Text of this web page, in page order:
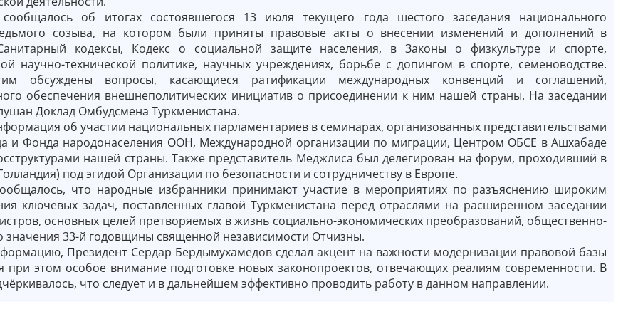
об итогах состоявшегося 13 июля текущего года шестого заседания национального
созыва, на котором были приняты правовые акты о внесении изменений и дополнений в
кодексы, Кодекс о социальной защите населения, в Законы о физкультуре и спорте,
научно-технической политике, научных учреждениях, борьбе с допингом в спорте, семеноводстве.
обсуждены вопросы, касающиеся ратификации международных конвенций и соглашений,
обеспечения внешнеполитических инициатив о присоединении к ним нашей страны. На заседании
Доклад Омбудсмена Туркменистана.
об участии национальных парламентариев в семинарах, организованных представительствами
и Фонда народонаселения ООН, Международной организации по миграции, Центром ОБСЕ в Ашхабаде
нашей страны. Также представитель Меджлиса был делегирован на форум, проходивший в
под эгидой Организации по безопасности и сотрудничеству в Европе.
что народные избранники принимают участие в мероприятиях по разъяснению широким
ключевых задач, поставленных главой Туркменистана перед отраслями на расширенном заседании
основных целей претворяемых в жизнь социально-экономических преобразований, общественно-
значения 33-й годовщины священной независимости Отчизны.
Президент Сердар Бердымухамедов сделал акцент на важности модернизации правовой базы
при этом особое внимание подготовке новых законопроектов, отвечающих реалиям современности. В
что следует и в дальнейшем эффективно проводить работу в данном направлении.